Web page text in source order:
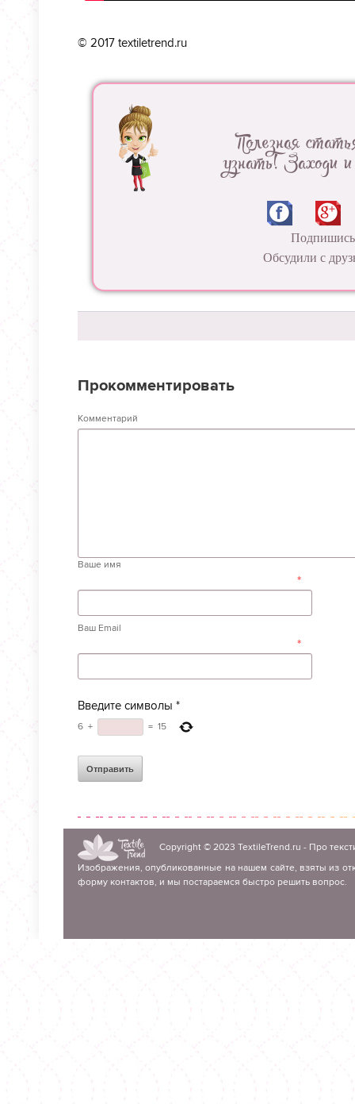
© 2017 textiletrend.ru
Полезная
узнать! Заходи и
Подпишись
Обсудили с
Прокомментировать
Комментарий
Ваше имя
*
Ваш Email
*
Введите символы *
6 + = 15
Copyright © 2023 TextileTrend.ru - Про
Изображения, опубликованные на нашем сайте, взяты из
форму контактов, и мы постараемся быстро решить вопрос.